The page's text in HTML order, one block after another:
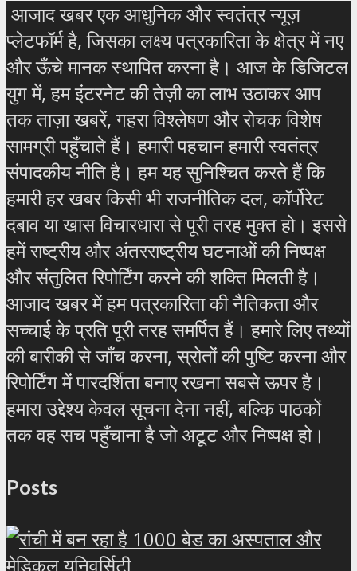
आजाद खबर एक आधुनिक और स्वतंत्र न्यूज़
प्लेटफॉर्म है, जिसका लक्ष्य पत्रकारिता के क्षेत्र में नए
और ऊँचे मानक स्थापित करना है। आज के डिजिटल
युग में, हम इंटरनेट की तेज़ी का लाभ उठाकर आप
तक ताज़ा खबरें, गहरा विश्लेषण और रोचक विशेष
सामग्री पहुँचाते हैं। हमारी पहचान हमारी स्वतंत्र
संपादकीय नीति है। हम यह सुनिश्चित करते हैं कि
हमारी हर खबर किसी भी राजनीतिक दल, कॉर्पोरेट
दबाव या खास विचारधारा से पूरी तरह मुक्त हो। इससे
हमें राष्ट्रीय और अंतरराष्ट्रीय घटनाओं की निष्पक्ष
और संतुलित रिपोर्टिंग करने की शक्ति मिलती है।
आजाद खबर में हम पत्रकारिता की नैतिकता और
सच्चाई के प्रति पूरी तरह समर्पित हैं। हमारे लिए तथ्यों
की बारीकी से जाँच करना, स्रोतों की पुष्टि करना और
रिपोर्टिंग में पारदर्शिता बनाए रखना सबसे ऊपर है।
हमारा उद्देश्य केवल सूचना देना नहीं, बल्कि पाठकों
तक वह सच पहुँचाना है जो अटूट और निष्पक्ष हो।
Posts